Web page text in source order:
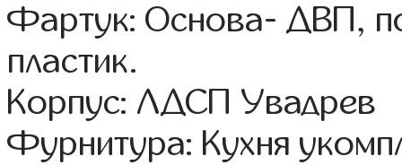
Фартук: Основа- ДВП,
пластик.
Корпус: ЛДСП Увадрев
Фурнитура: Кухня